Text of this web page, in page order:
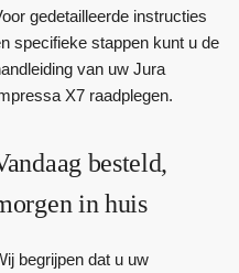
gedetailleerde instructies
specifieke stappen kunt u de
van uw Jura
X7 raadplegen.
besteld,
in huis
begrijpen dat u uw